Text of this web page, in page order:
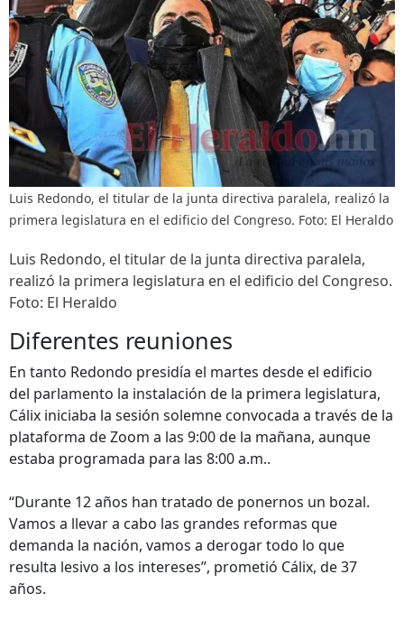
Luis Redondo, el titular de la junta directiva paralela, realizó la
primera legislatura en el edificio del Congreso. Foto: El Heraldo
Luis Redondo, el titular de la junta directiva paralela,
realizó la primera legislatura en el edificio del Congreso.
Foto: El Heraldo
Diferentes reuniones
En tanto Redondo presidía el martes desde el edificio
del parlamento la instalación de la primera legislatura,
Cálix iniciaba la sesión solemne convocada a través de la
plataforma de Zoom a las 9:00 de la mañana, aunque
estaba programada para las 8:00 a.m..
“Durante 12 años han tratado de ponernos un bozal.
Vamos a llevar a cabo las grandes reformas que
demanda la nación, vamos a derogar todo lo que
resulta lesivo a los intereses”, prometió Cálix, de 37
años.